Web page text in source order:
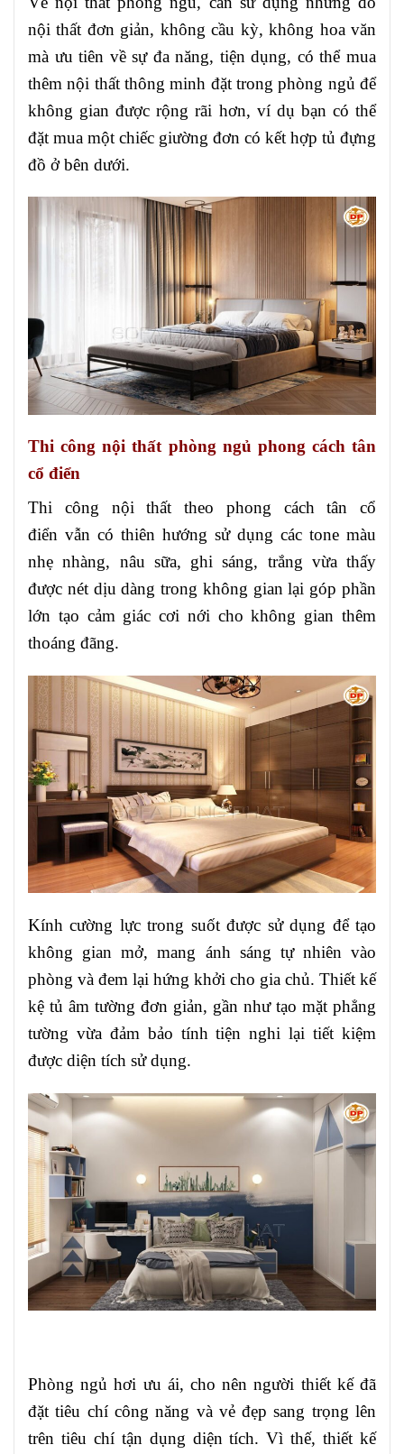
nội thất đơn giản, không cầu kỳ, không hoa văn
mà ưu tiên về sự đa năng, tiện dụng, có thể mua
thêm nội thất thông minh đặt trong phòng ngủ để
không gian được rộng rãi hơn, ví dụ bạn có thể
đặt mua một chiếc giường đơn có kết hợp tủ đựng
đồ ở bên dưới.
Thi công nội thất phòng ngủ phong cách tân
cổ điển
Thi công nội thất theo phong cách tân cổ
điển vẫn có thiên hướng sử dụng các tone màu
nhẹ nhàng, nâu sữa, ghi sáng, trắng vừa thấy
được nét dịu dàng trong không gian lại góp phần
lớn tạo cảm giác cơi nới cho không gian thêm
thoáng đãng.
Kính cường lực trong suốt được sử dụng để tạo
không gian mở, mang ánh sáng tự nhiên vào
phòng và đem lại hứng khởi cho gia chủ. Thiết kế
kệ tủ âm tường đơn giản, gần như tạo mặt phẳng
tường vừa đảm bảo tính tiện nghi lại tiết kiệm
được diện tích sử dụng.
Phòng ngủ hơi ưu ái, cho nên người thiết kế đã
đặt tiêu chí công năng và vẻ đẹp sang trọng lên
trên tiêu chí tận dụng diện tích. Vì thế, thiết kế